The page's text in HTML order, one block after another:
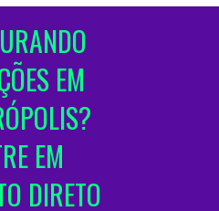
EM
EM
DIRETO